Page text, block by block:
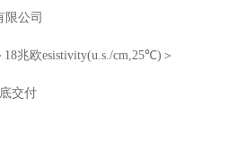
限公司
兆欧esistivity(u.s./cm,25℃)＞
底交付
限公司
兆欧esistivity(u.s./cm,25℃)＞
底交付